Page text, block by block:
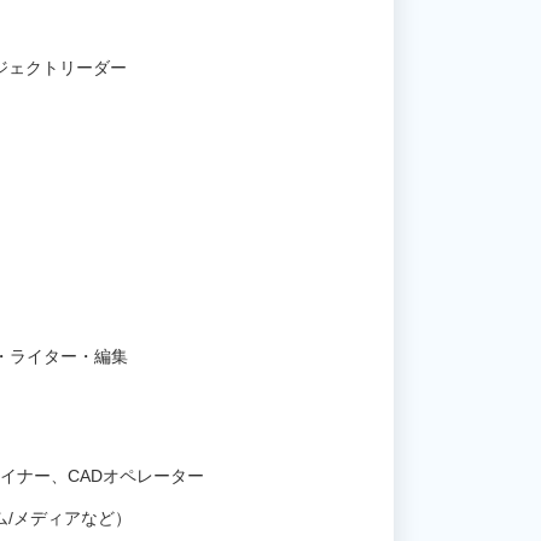
ェクトリーダー
ライター・編集
ナー、CADオペレーター
メディアなど）